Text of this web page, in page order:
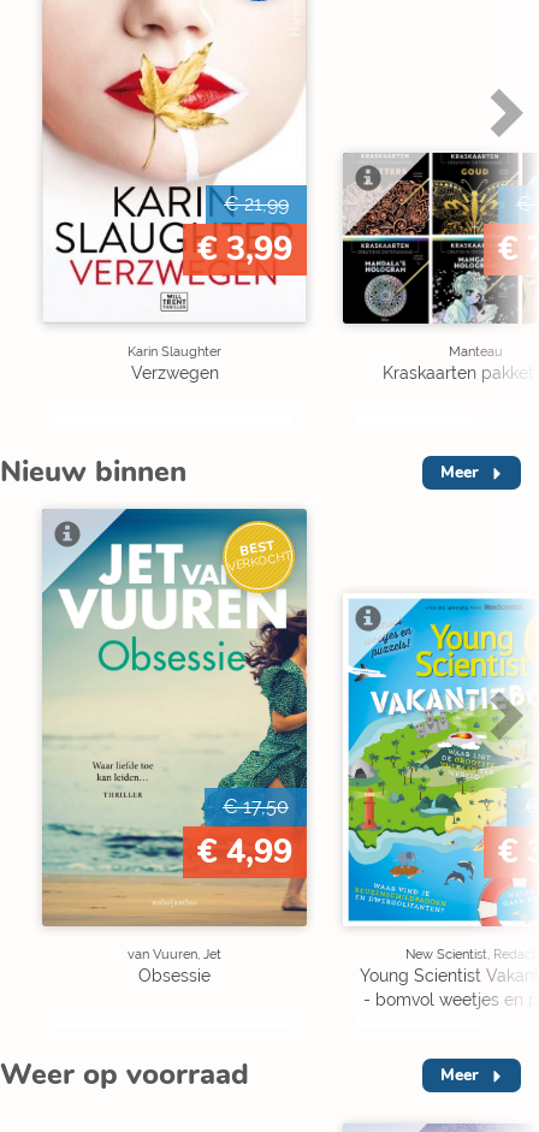
€ 21,99
€ 3,99
Karin Slaughter
Verzwegen
€
€
Manteau
Kraskaarten pakket
Nieuw binnen Meer
BEST
VERKOCHT
€ 17,50
€ 4,99
van Vuuren, Jet
Obsessie
€
New Scientist,
Young Scientist
- bomvol weetjes en
Weer op voorraad Meer